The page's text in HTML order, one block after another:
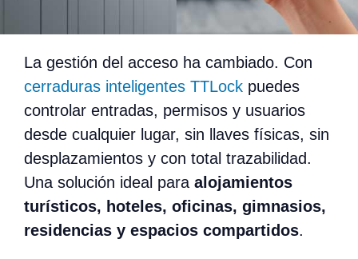
La gestión del acceso ha cambiado. Con
cerraduras inteligentes TTLock puedes
controlar entradas, permisos y usuarios
desde cualquier lugar, sin llaves físicas, sin
desplazamientos y con total trazabilidad.
Una solución ideal para alojamientos
turísticos, hoteles, oficinas, gimnasios,
residencias y espacios compartidos.